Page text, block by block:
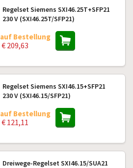
Regelset Siemens SXI46.25T+SFP21
230 V (SXI46.25T/SFP21)
auf Bestellung
€ 209,63
Regelset Siemens SXI46.15+SFP21
230 V (SXI46.15/SFP21)
auf Bestellung
€ 121,11
Dreiwege-Regelset SXI46.15/SUA21